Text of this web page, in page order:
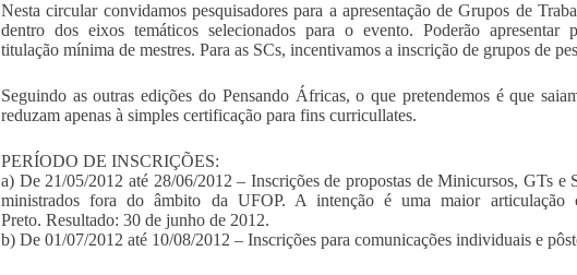
Nesta circular convidamos pesquisadores para a apresentação de Grupos de
dentro dos eixos temáticos selecionados para o evento. Poderão apresentar
titulação mínima de mestres. Para as SCs, incentivamos a inscrição de grupos de
Seguindo as outras edições do Pensando Áfricas, o que pretendemos é que
reduzam apenas à simples certificação para fins curricullates.
PERÍODO DE INSCRIÇÕES:
a) De 21/05/2012 até 28/06/2012 – Inscrições de propostas de Minicursos, GTs e
ministrados fora do âmbito da UFOP. A intenção é uma maior
Preto. Resultado: 30 de junho de 2012.
b) De 01/07/2012 até 10/08/2012 – Inscrições para comunicações individuais e